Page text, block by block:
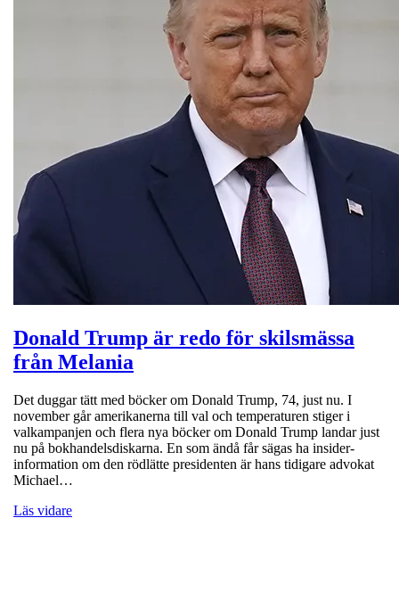
Donald Trump är redo för skilsmässa
från Melania
Det duggar tätt med böcker om Donald Trump, 74, just nu. I
november går amerikanerna till val och temperaturen stiger i
valkampanjen och flera nya böcker om Donald Trump landar just
nu på bokhandelsdiskarna. En som ändå får sägas ha insider-
information om den rödlätte presidenten är hans tidigare advokat
Michael…
Läs vidare